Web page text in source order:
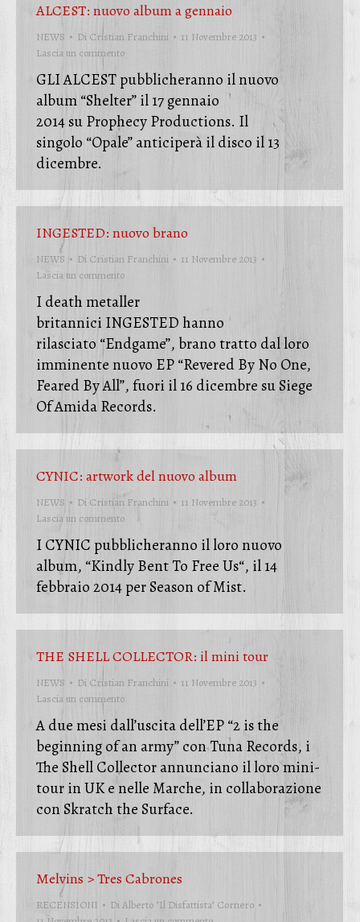
ALCEST: nuovo album a gennaio
NEWS Di Cristian Franchini
11 Novembre 2013
Lascia un commento
GLI ALCEST pubblicheranno il nuovo
album “Shelter” il 17 gennaio
2014 su Prophecy Productions. Il
singolo “Opale” anticiperà il disco il 13
dicembre.
INGESTED: nuovo brano
NEWS Di Cristian Franchini
11 Novembre 2013
Lascia un commento
I death metaller
britannici INGESTED hanno
rilasciato “Endgame”, brano tratto dal loro
imminente nuovo EP “Revered By No One,
Feared By All”, fuori il 16 dicembre su Siege
Of Amida Records.
CYNIC: artwork del nuovo album
NEWS Di Cristian Franchini
11 Novembre 2013
Lascia un commento
I CYNIC pubblicheranno il loro nuovo
album, “Kindly Bent To Free Us“, il 14
febbraio 2014 per Season of Mist.
THE SHELL COLLECTOR: il mini tour
NEWS Di Cristian Franchini
11 Novembre 2013
Lascia un commento
A due mesi dall’uscita dell’EP “2 is the
beginning of an army” con Tuna Records, i
The Shell Collector annunciano il loro mini-
tour in UK e nelle Marche, in collaborazione
con Skratch the Surface.
Melvins > Tres Cabrones
RECENSIONI DiAlberto "Il Disfattista" Cornero